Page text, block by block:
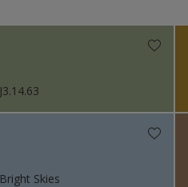
J3.14.63
Bright Skies